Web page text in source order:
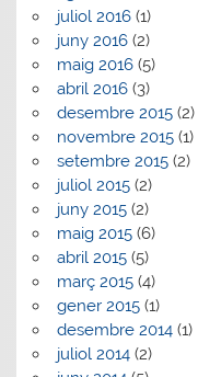
juliol 2016(1)
juny 2016(2)
maig 2016(5)
abril 2016(3)
desembre 2015(2)
novembre 2015(1)
setembre 2015(2)
juliol 2015(2)
juny 2015(2)
maig 2015(6)
abril 2015(5)
març 2015(4)
gener 2015(1)
desembre 2014(1)
juliol 2014(2)